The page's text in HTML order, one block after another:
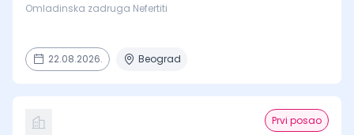
Omladinska zadruga Nefertiti
22.08.2026. Beograd
Prvi posao